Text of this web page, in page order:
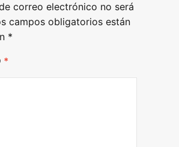
correo electrónico no será
campos obligatorios están
*
*